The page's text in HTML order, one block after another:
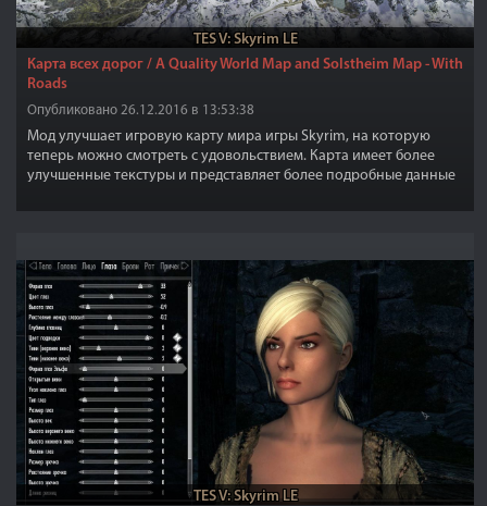
TES V: Skyrim LE
Карта всех дорог / A Quality World Map and Solstheim Map - With
Roads
Опубликовано 26.12.2016 в 13:53:38
Мод улучшает игровую карту мира игры Skyrim, на которую
теперь можно смотреть с удовольствием. Карта имеет более
улучшенные текстуры и представляет более подробные данные
TES V: Skyrim LE